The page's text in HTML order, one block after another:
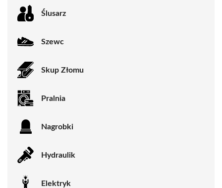
Ślusarz
Szewc
Skup Złomu
Pralnia
Nagrobki
Hydraulik
Elektryk